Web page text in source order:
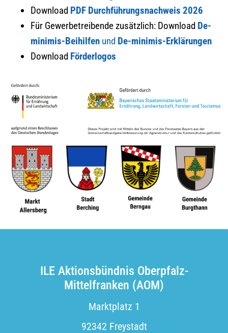
Download PDF Durchführungsnachweis 2026
Für Gewerbetreibende zusätzlich: Download De-
minimis-Beihilfen und De-minimis-Erklärungen
Download Förderlogos
ILE Aktionsbündnis Oberpfalz-
Mittelfranken (AOM)
Marktplatz 1
92342 Freystadt